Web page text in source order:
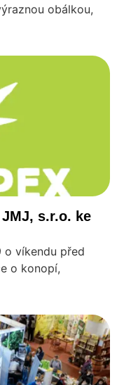
obálkou,
s.r.o. ke
o víkendu před
o konopí,